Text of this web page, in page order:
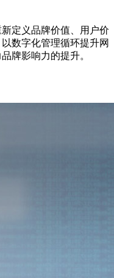
定义品牌价值、用户价
数字化管理循环提升网
牌影响力的提升。